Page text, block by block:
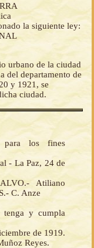
la siguiente ley:
urbano de la ciudad
del departamento de
y 1921, se
ciudad.
para los fines
- La Paz, 24 de
Atiliano
C. Anze
y cumpla
de 1919.
Reyes.